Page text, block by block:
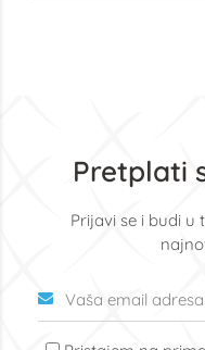
Pretplati
Prijavi se i budi